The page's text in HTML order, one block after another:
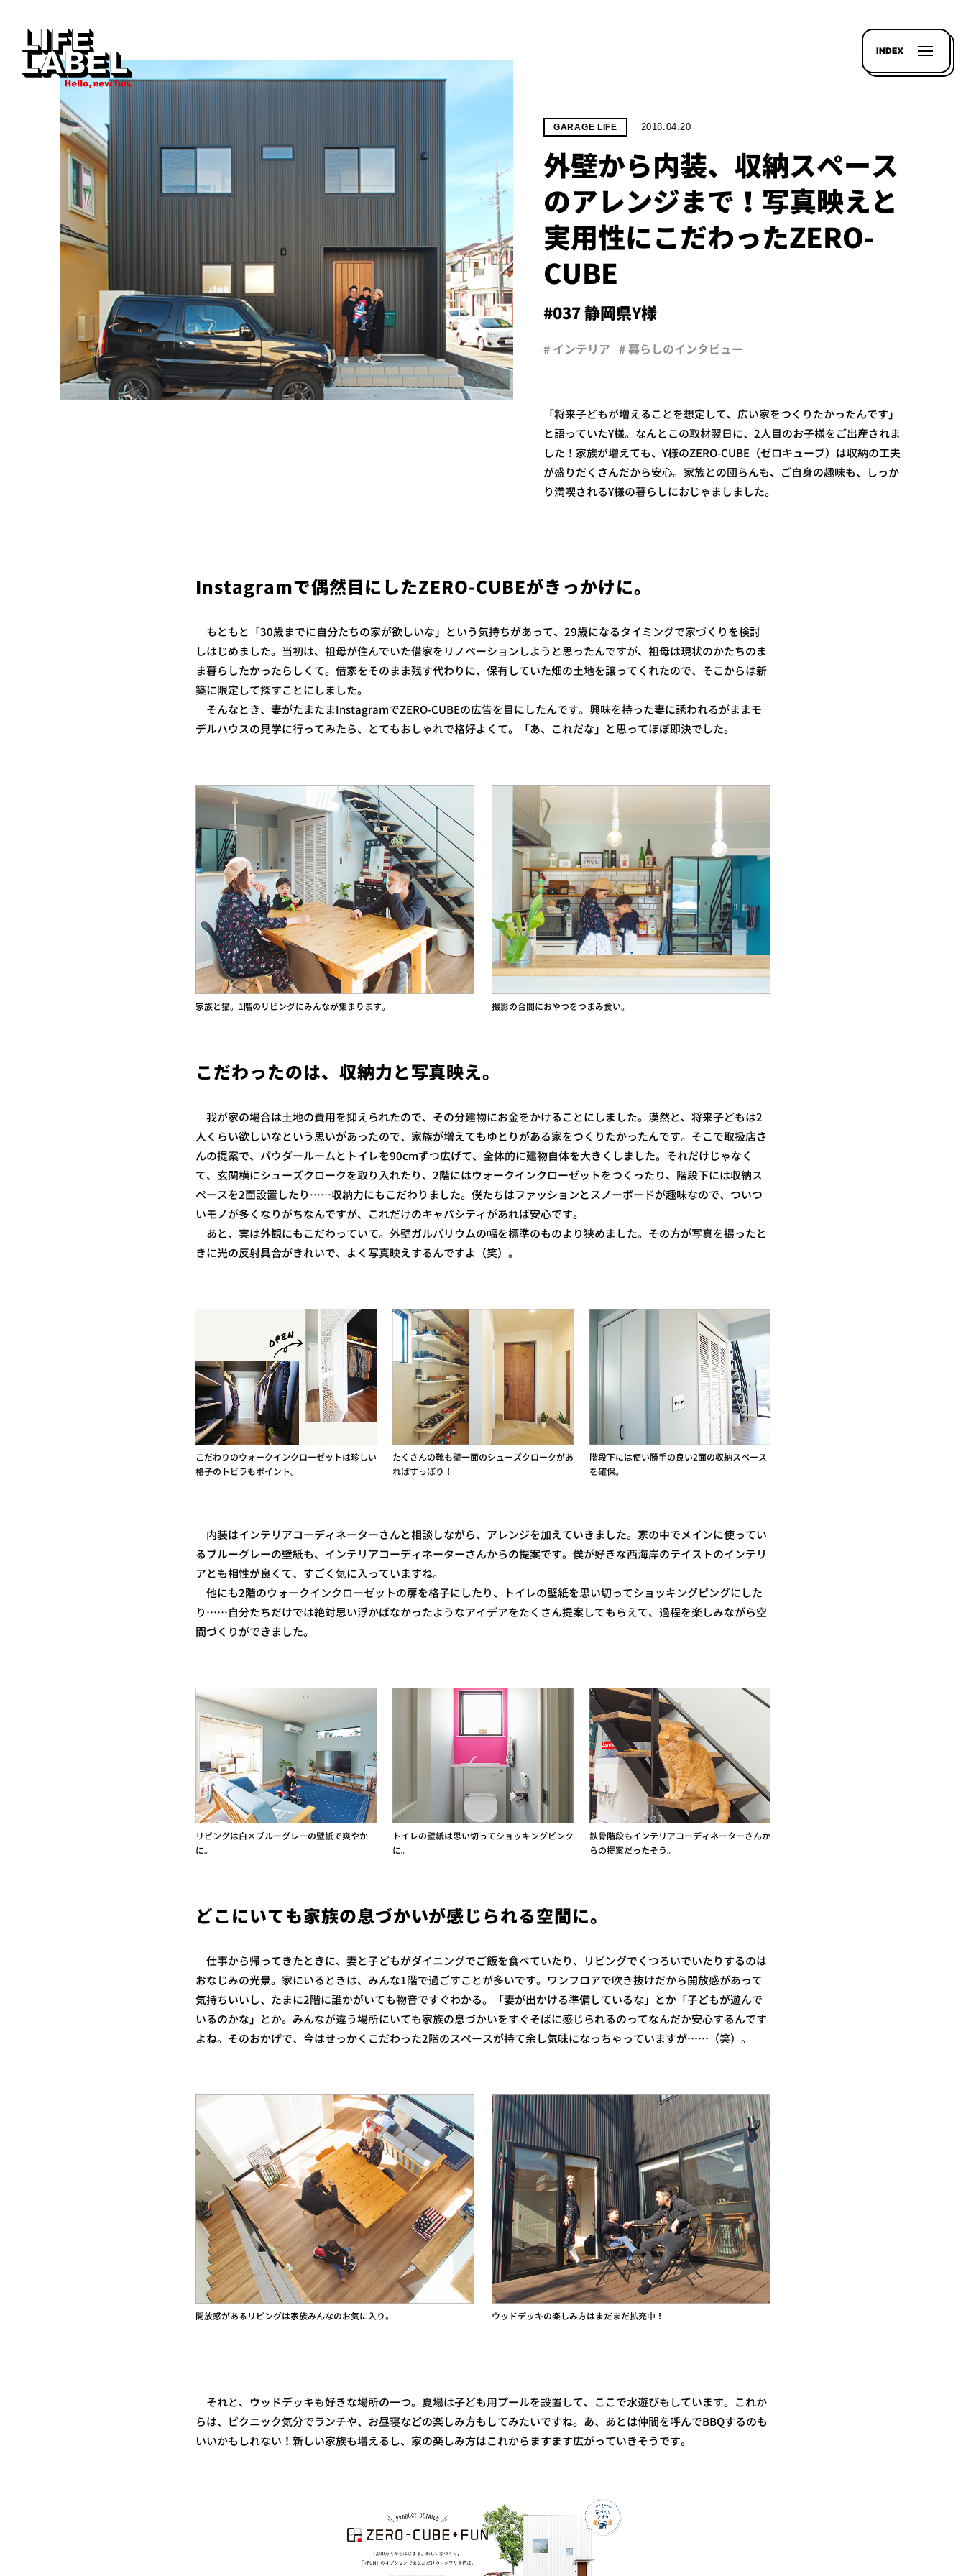
INDEX
GARAGE LIFE 2018.04.20
外壁から内装、収納スペース
のアレンジまで！写真映えと
実用性にこだわったZERO-
CUBE
#037 静岡県Y様
# インテリア # 暮らしのインタビュー
「将来子どもが増えることを想定して、広い家をつくりたかったんです」
と語っていたY様。なんとこの取材翌日に、2人目のお子様をご出産されま
した！家族が増えても、Y様のZERO-CUBE（ゼロキューブ）は収納の工夫
が盛りだくさんだから安心。家族との団らんも、ご自身の趣味も、しっか
り満喫されるY様の暮らしにおじゃましました。
Instagramで偶然目にしたZERO-CUBEがきっかけに。
もともと「30歳までに自分たちの家が欲しいな」という気持ちがあって、29歳になるタイミングで家づくりを検討
しはじめました。当初は、祖母が住んでいた借家をリノベーションしようと思ったんですが、祖母は現状のかたちのま
ま暮らしたかったらしくて。借家をそのまま残す代わりに、保有していた畑の土地を譲ってくれたので、そこからは新
築に限定して探すことにしました。
そんなとき、妻がたまたまInstagramでZERO-CUBEの広告を目にしたんです。興味を持った妻に誘われるがままモ
デルハウスの見学に行ってみたら、とてもおしゃれで格好よくて。「あ、これだな」と思ってほぼ即決でした。
家族と猫。1階のリビングにみんなが集まります。 撮影の合間におやつをつまみ食い。
こだわったのは、収納力と写真映え。
我が家の場合は土地の費用を抑えられたので、その分建物にお金をかけることにしました。漠然と、将来子どもは2
人くらい欲しいなという思いがあったので、家族が増えてもゆとりがある家をつくりたかったんです。そこで取扱店さ
んの提案で、パウダールームとトイレを90cmずつ広げて、全体的に建物自体を大きくしました。それだけじゃなく
て、玄関横にシューズクロークを取り入れたり、2階にはウォークインクローゼットをつくったり、階段下には収納ス
ペースを2面設置したり……収納力にもこだわりました。僕たちはファッションとスノーボードが趣味なので、ついつ
いモノが多くなりがちなんですが、これだけのキャパシティがあれば安心です。
あと、実は外観にもこだわっていて。外壁ガルバリウムの幅を標準のものより狭めました。その方が写真を撮ったと
きに光の反射具合がきれいで、よく写真映えするんですよ（笑）。
こだわりのウォークインクローゼットは珍しい
格子のトビラもポイント。
たくさんの靴も壁一面のシューズクロークがあ
ればすっぽり！
階段下には使い勝手の良い2面の収納スペース
を確保。
内装はインテリアコーディネーターさんと相談しながら、アレンジを加えていきました。家の中でメインに使ってい
るブルーグレーの壁紙も、インテリアコーディネーターさんからの提案です。僕が好きな西海岸のテイストのインテリ
アとも相性が良くて、すごく気に入っていますね。
他にも2階のウォークインクローゼットの扉を格子にしたり、トイレの壁紙を思い切ってショッキングピングにした
り……自分たちだけでは絶対思い浮かばなかったようなアイデアをたくさん提案してもらえて、過程を楽しみながら空
間づくりができました。
リビングは白×ブルーグレーの壁紙で爽やか
に。
トイレの壁紙は思い切ってショッキングピンク
に。
鉄骨階段もインテリアコーディネーターさんか
らの提案だったそう。
どこにいても家族の息づかいが感じられる空間に。
仕事から帰ってきたときに、妻と子どもがダイニングでご飯を食べていたり、リビングでくつろいでいたりするのは
おなじみの光景。家にいるときは、みんな1階で過ごすことが多いです。ワンフロアで吹き抜けだから開放感があって
気持ちいいし、たまに2階に誰かがいても物音ですぐわかる。「妻が出かける準備しているな」とか「子どもが遊んで
いるのかな」とか。みんなが違う場所にいても家族の息づかいをすぐそばに感じられるのってなんだか安心するんです
よね。そのおかげで、今はせっかくこだわった2階のスペースが持て余し気味になっちゃっていますが……（笑）。
開放感があるリビングは家族みんなのお気に入り。 ウッドデッキの楽しみ方はまだまだ拡充中！
それと、ウッドデッキも好きな場所の一つ。夏場は子ども用プールを設置して、ここで水遊びもしています。これか
らは、ピクニック気分でランチや、お昼寝などの楽しみ方もしてみたいですね。あ、あとは仲間を呼んでBBQするのも
いいかもしれない！新しい家族も増えるし、家の楽しみ方はこれからますます広がっていきそうです。